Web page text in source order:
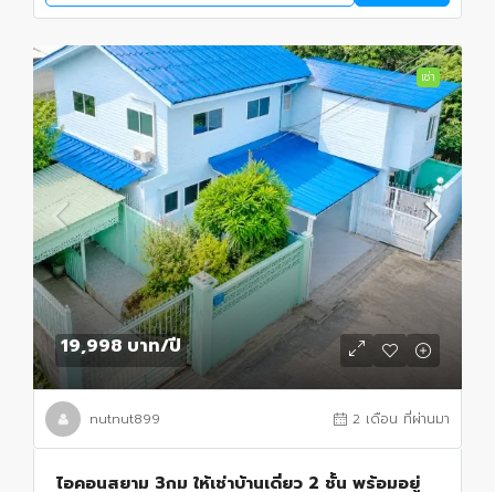
เช่า
19,998 บาท/ปี
nutnut899 2 เดือน ที่ผ่านมา
ไอคอนสยาม 3กม ให้เช่าบ้านเดี่ยว 2 ชั้น พร้อมอยู่